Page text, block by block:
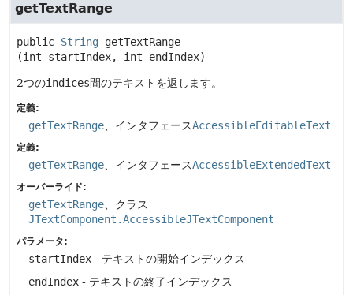
getTextRange
public String getTextRange
(int startIndex, int endIndex)
2つのindices間のテキストを返します。
定義:
getTextRange 、インタフェースAccessibleEditableText
定義:
getTextRange 、インタフェースAccessibleExtendedText
オーバーライド:
getTextRange 、クラス
JTextComponent.AccessibleJTextComponent
パラメータ:
startIndex - テキストの開始インデックス
endIndex - テキストの終了インデックス